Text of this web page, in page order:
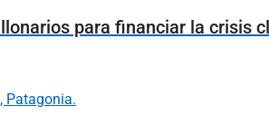
para financiar la crisis